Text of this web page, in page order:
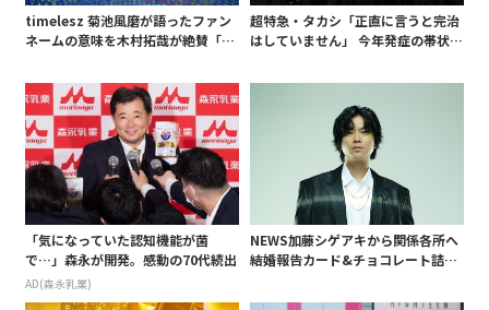
timelesz 菊池風磨が語ったファン
ネームの意味を木村拓哉が絶賛「考
超特急・タカシ「正直に言うと完治
はしていません」 今年発症の帯状疱
白 後遺症も語る
「気になっていた認知機能が菌
で…」森永が開発。感動の70代続出
AD(森永乳業)
NEWS加藤シゲアキから関係各所へ
結婚報告カード&チョコレート詰め
も添えて